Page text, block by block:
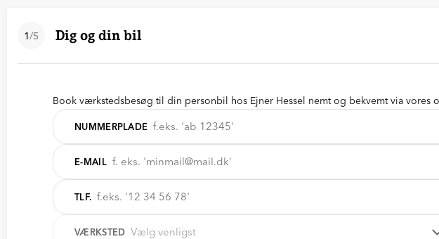
1/5 Dig og din bil
Book værkstedsbesøg til din personbil hos Ejner Hessel nemt og bekvemt via vores
NUMMERPLADE
E-MAIL
TLF.
VÆRKSTED Vælg venligst